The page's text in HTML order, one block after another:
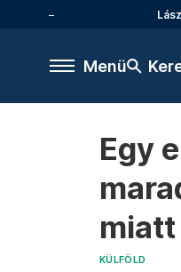
Menü
Egy
miatt
KÜLFÖLD